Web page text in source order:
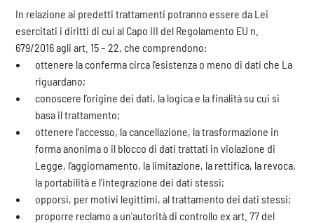
In relazione ai predetti trattamenti potranno essere da Lei
esercitati i diritti di cui al Capo III del Regolamento EU n.
679/2016 agli art. 15 – 22, che comprendono:
ottenere la conferma circa l’esistenza o meno di dati che La
riguardano;
conoscere l’origine dei dati, la logica e la finalità su cui si
basa il trattamento;
ottenere l'accesso, la cancellazione, la trasformazione in
forma anonima o il blocco di dati trattati in violazione di
Legge, l’aggiornamento, la limitazione, la rettifica, la revoca,
la portabilità e l’integrazione dei dati stessi;
opporsi, per motivi legittimi, al trattamento dei dati stessi;
proporre reclamo a un'autorità di controllo ex art. 77 del